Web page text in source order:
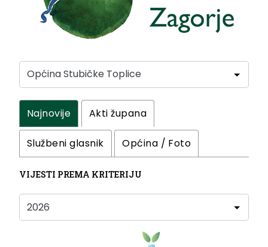
Najnovije Akti župana
Službeni glasnik Općina / Foto
VIJESTI PREMA KRITERIJU